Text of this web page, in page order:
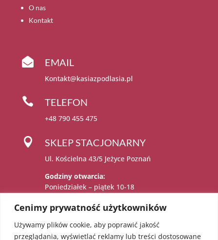
Cenimy prywatność użytkowników
Używamy plików cookie, aby poprawić jakość
przeglądania, wyświetlać reklamy lub treści dostosowane
O nas
Kontakt
 EMAIL
Kontakt@kasiazpodlasia.pl
 TELEFON
+48 790 455 475
 SKLEP STACJONARNY
Ul. Kościelna 43/5 Jeżyce Poznań
Godziny otwarcia:
Poniedziałek – piątek 10-18
 Administratorem danych osobowych jest: